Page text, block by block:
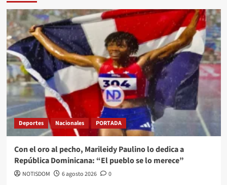
Deportes Nacionales PORTADA
Con el oro al pecho, Marileidy Paulino lo dedica a
República Dominicana: “El pueblo se lo merece”
NOTISDOM 6 agosto 2026 0